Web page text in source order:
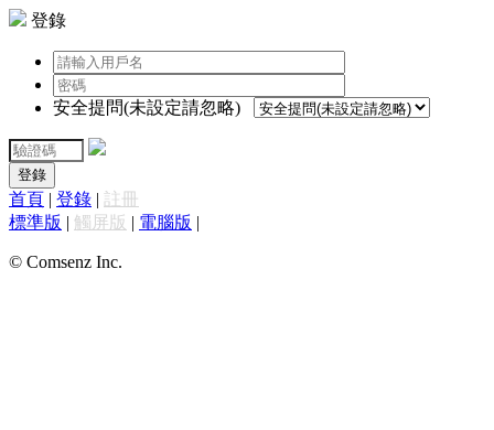
登錄
安全提問(未設定請忽略)
登錄
首頁 | 登錄 | 註冊
標準版 | 觸屏版 | 電腦版 |
© Comsenz Inc.